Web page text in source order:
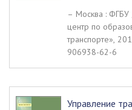
– Москва :
центр по
транспорте»,
906938-62-6
Управление